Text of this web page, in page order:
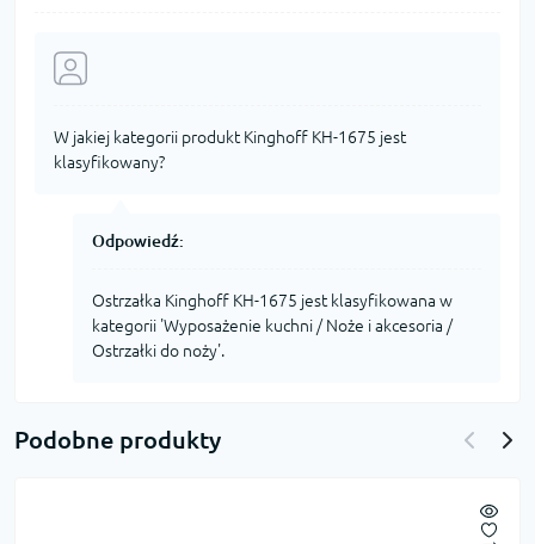
W jakiej kategorii produkt Kinghoff KH-1675 jest
klasyfikowany?
Odpowiedź:
Ostrzałka Kinghoff KH-1675 jest klasyfikowana w
kategorii 'Wyposażenie kuchni / Noże i akcesoria /
Ostrzałki do noży'.
Podobne produkty